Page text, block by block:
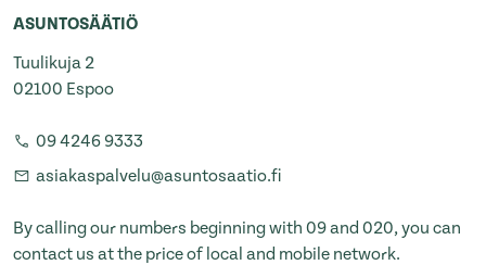
ASUNTOSÄÄTIÖ
Tuulikuja 2
02100 Espoo
09 4246 9333
asiakaspalvelu@asuntosaatio.fi
By calling our numbers beginning with 09 and 020, you can
contact us at the price of local and mobile network.